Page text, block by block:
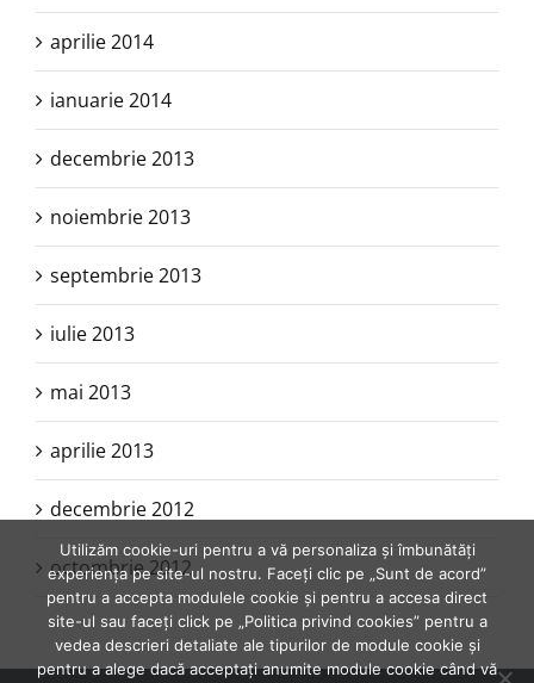
aprilie 2014
ianuarie 2014
decembrie 2013
noiembrie 2013
septembrie 2013
iulie 2013
mai 2013
aprilie 2013
decembrie 2012
octombrie 2012
Utilizăm cookie-uri pentru a vă personaliza și îmbunătăți
experiența pe site-ul nostru. Faceți clic pe „Sunt de acord”
pentru a accepta modulele cookie și pentru a accesa direct
site-ul sau faceți click pe „Politica privind cookies” pentru a
vedea descrieri detaliate ale tipurilor de module cookie și
pentru a alege dacă acceptați anumite module cookie când vă